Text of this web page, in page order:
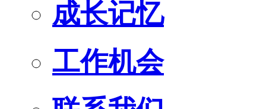
成长记忆
工作机会